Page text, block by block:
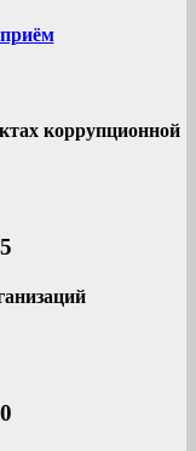
коррупционной